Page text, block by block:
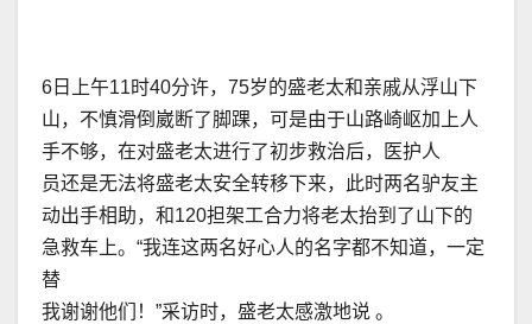
6日上午11时40分许，75岁的盛老太和亲戚从浮山下
山，不慎滑倒崴断了脚踝，可是由于山路崎岖加上人
手不够，在对盛老太进行了初步救治后，医护人
员还是无法将盛老太安全转移下来，此时两名驴友主
动出手相助，和120担架工合力将老太抬到了山下的
急救车上。“我连这两名好心人的名字都不知道，一定
替
我谢谢他们！”采访时，盛老太感激地说 。